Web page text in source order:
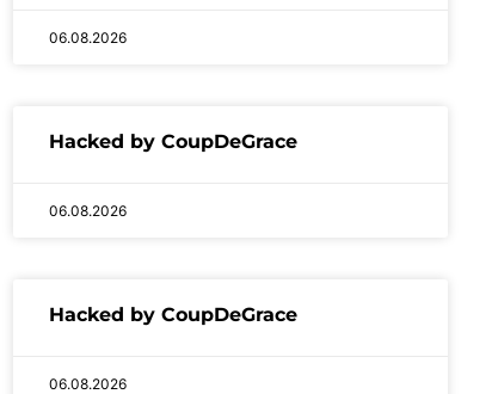
06.08.2026
Hacked by CoupDeGrace
06.08.2026
Hacked by CoupDeGrace
06.08.2026